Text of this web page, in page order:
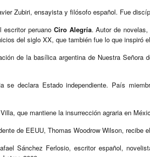
Zubiri, ensayista y filósofo español. Fue
peruano Ciro Alegría. Autor de novelas,
del siglo XX, que también fue lo que inspiró
de la basílica argentina de Nuestra
se declara Estado independiente. País
que mantiene la insurrección agraria en
de EEUU, Thomas Woodrow Wilson, recibe
Sánchez Ferlosio, escritor español,